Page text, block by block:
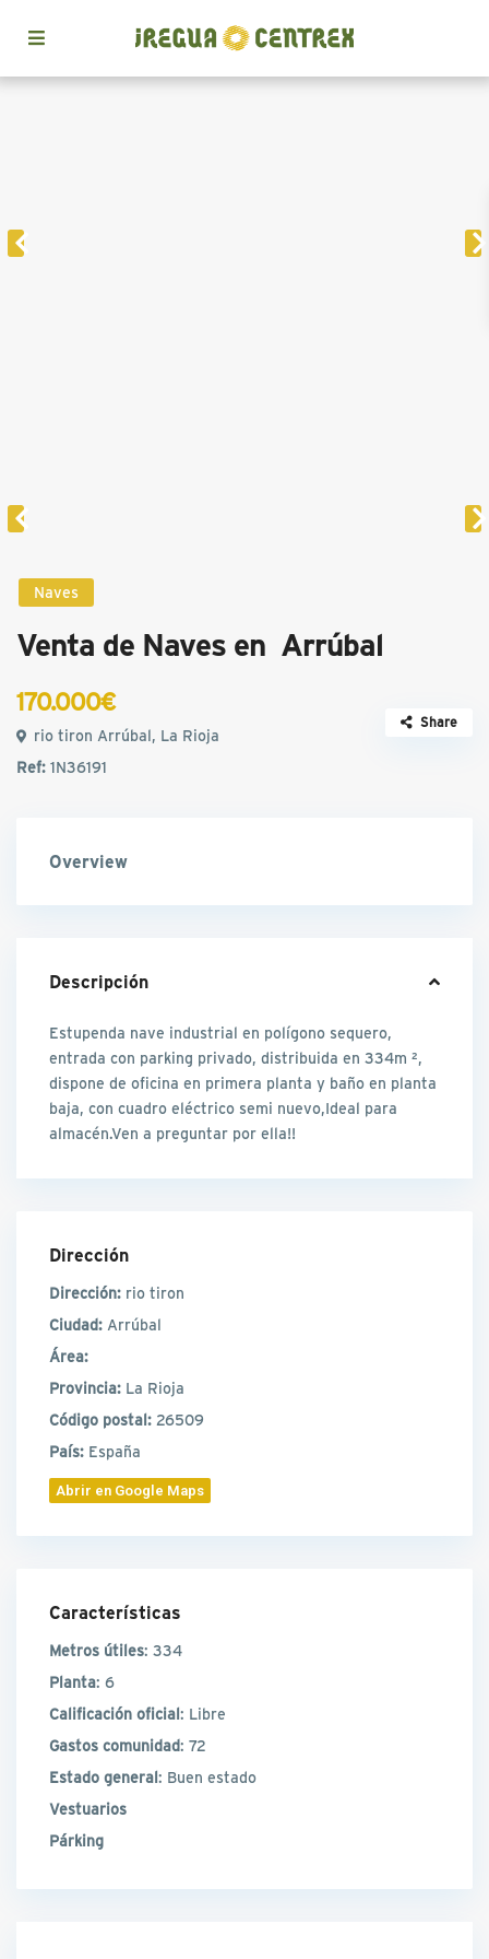
Naves
Venta de Naves en Arrúbal
170.000€
rio tiron Arrúbal, La Rioja
Ref:1N36191
Share
Overview
Descripción
Estupenda nave industrial en polígono sequero,
entrada con parking privado, distribuida en 334m ²,
dispone de oficina en primera planta y baño en planta
baja, con cuadro eléctrico semi nuevo,Ideal para
almacén.Ven a preguntar por ella!!
Dirección
Dirección: rio tiron
Ciudad: Arrúbal
Área:
Provincia: La Rioja
Código postal: 26509
País: España
Abrir en Google Maps
Características
Metros útiles: 334
Planta: 6
Calificación oficial: Libre
Gastos comunidad: 72
Estado general: Buen estado
Vestuarios
Párking